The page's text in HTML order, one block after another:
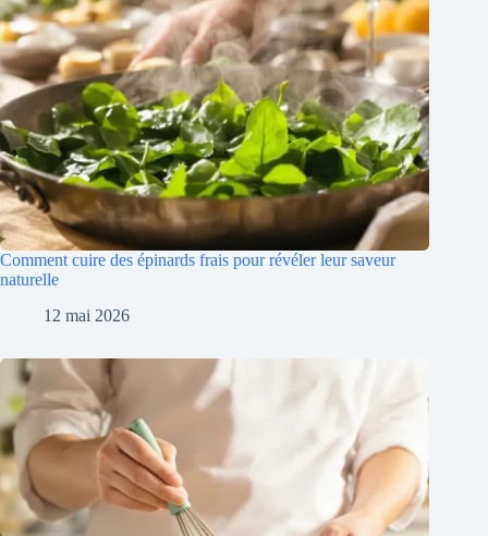
Comment cuire des épinards frais pour révéler leur saveur
naturelle
12 mai 2026